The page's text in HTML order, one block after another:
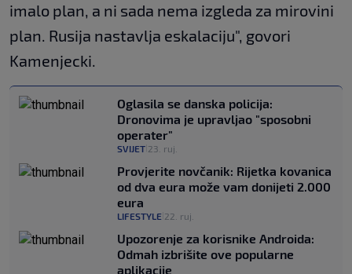
imalo plan, a ni sada nema izgleda za mirovini
plan. Rusija nastavlja eskalaciju", govori
Kamenjecki.
Oglasila se danska policija:
Dronovima je upravljao "sposobni
operater"
SVIJET 23. ruj.
Provjerite novčanik: Rijetka kovanica
od dva eura može vam donijeti 2.000
eura
LIFESTYLE 22. ruj.
Upozorenje za korisnike Androida:
Odmah izbrišite ove popularne
aplikacije